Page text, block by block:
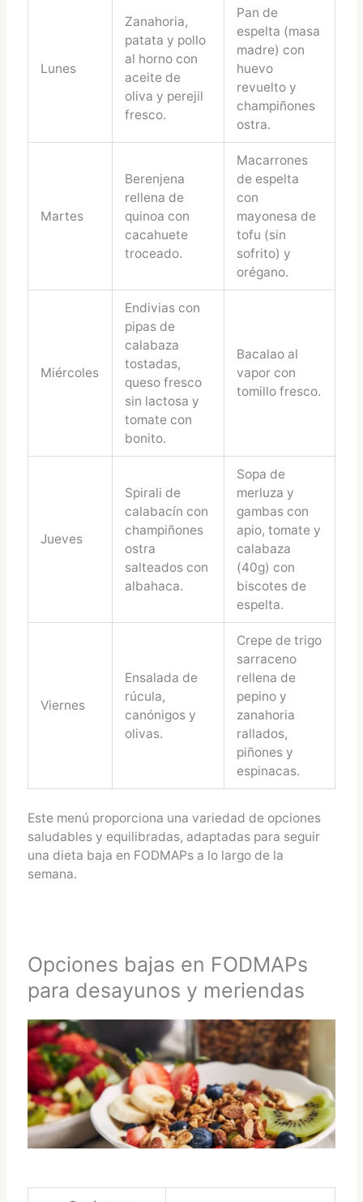
Lunes
Zanahoria,
patata y pollo
al horno con
aceite de
oliva y perejil
fresco.
Pan de
espelta (masa
madre) con
huevo
revuelto y
champiñones
ostra.
Martes
Berenjena
rellena de
quinoa con
cacahuete
troceado.
Macarrones
de espelta
con
mayonesa de
tofu (sin
sofrito) y
orégano.
Miércoles
Endivias con
pipas de
calabaza
tostadas,
queso fresco
sin lactosa y
tomate con
bonito.
Bacalao al
vapor con
tomillo fresco.
Jueves
Spirali de
calabacín con
champiñones
ostra
salteados con
albahaca.
Sopa de
merluza y
gambas con
apio, tomate y
calabaza
(40g) con
biscotes de
espelta.
Viernes
Ensalada de
rúcula,
canónigos y
olivas.
Crepe de trigo
sarraceno
rellena de
pepino y
zanahoria
rallados,
piñones y
espinacas.
Este menú proporciona una variedad de opciones
saludables y equilibradas, adaptadas para seguir
una dieta baja en FODMAPs a lo largo de la
semana.
Opciones bajas en FODMAPs
para desayunos y meriendas